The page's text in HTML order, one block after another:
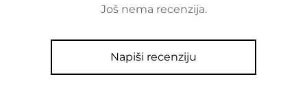
Još nema recenzija.
Napiši recenziju